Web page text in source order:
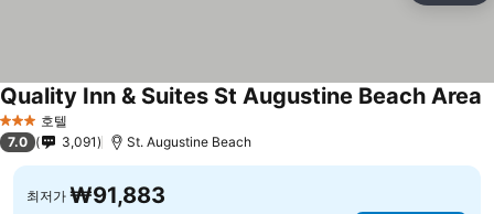
3 성급 호텔
Quality Inn & Suites St Augustine Beach Area
7.0 3,091 St. Augustine Beach
최저가 ₩91,883